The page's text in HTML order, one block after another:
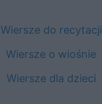
Wiersze do recytacji
Wiersze o wiośnie
Wiersze dla dzieci